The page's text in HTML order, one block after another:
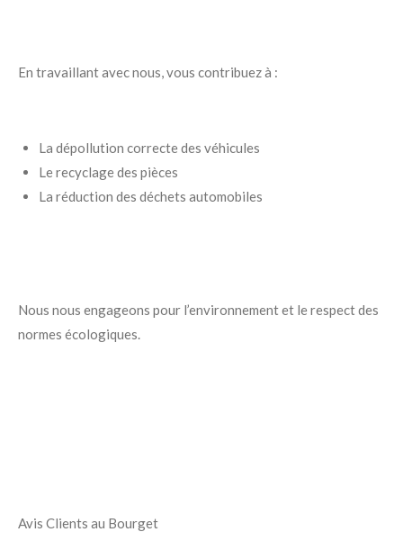
En travaillant avec nous, vous contribuez à :
La dépollution correcte des véhicules
Le recyclage des pièces
La réduction des déchets automobiles
Nous nous engageons pour l’environnement et le respect des
normes écologiques.
Avis Clients au Bourget